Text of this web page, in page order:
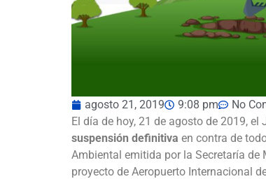
agosto 21, 2019 9:08 pm
No
El día de hoy, 21 de agosto de 2019,
suspensión definitiva en contra de
Ambiental emitida por la Secretaría de
proyecto de Aeropuerto Internacional